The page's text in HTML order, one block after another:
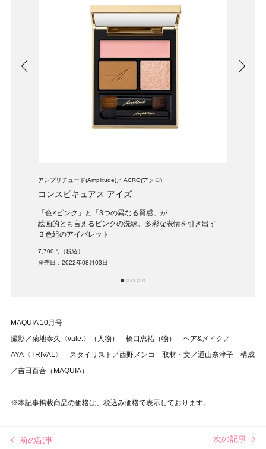
アンプリチュード(Amplitude) ACRO(アクロ)
コンスピキュアス アイズ
「色×ピンク」と「3つの異なる質感」が
絵画的とも言えるピンクの洗練、多彩な表情を引き出す
３色組のアイパレット
7,700円（税込）
発売日：2022年08月03日
MAQUIA 10月号
撮影／菊地泰久〈vale.〉（人物） 橋口恵祐（物） ヘア&メイク／
AYA〈TRIVAL〉 スタイリスト／西野メンコ 取材・文／通山奈津子 構成
／吉田百合（MAQUIA）
※本記事掲載商品の価格は、税込み価格で表示しております。
前の記事 次の記事